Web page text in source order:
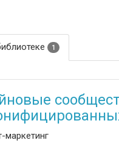
1
маркетинг